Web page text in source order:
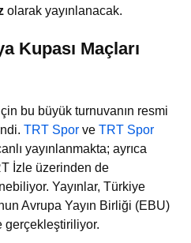
olarak yayınlanacak.
Kupası Maçları
bu büyük turnuvanın resmi
TRT Spor ve TRT Spor
yayınlanmakta; ayrıca
İzle üzerinden de
Yayınlar, Türkiye
Avrupa Yayın Birliği (EBU)
gerçekleştiriliyor.